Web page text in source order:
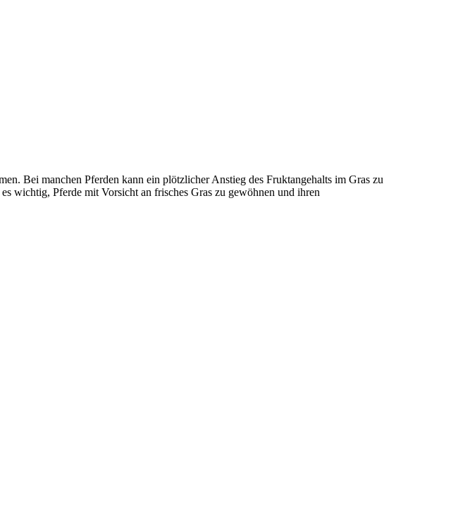
Bei manchen Pferden kann ein plötzlicher Anstieg des Fruktangehalts im Gras zu
wichtig, Pferde mit Vorsicht an frisches Gras zu gewöhnen und ihren